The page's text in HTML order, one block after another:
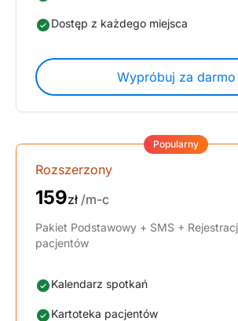
Dostęp z każdego miejsca
Wypróbuj za darmo
Popularny
Rozszerzony
159zł /m-c
Pakiet Podstawowy + SMS +
pacjentów
Kalendarz spotkań
Kartoteka pacjentów